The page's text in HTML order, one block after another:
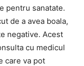
pentru sanatate.
de a avea boala,
negative. Acest
cu medicul
care va pot